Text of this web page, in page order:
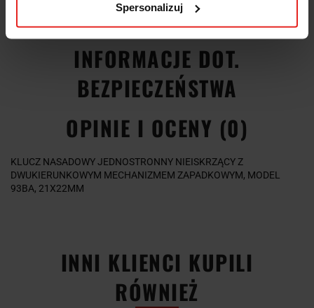
Spersonalizuj
OPIS
INFORMACJE DOT.
BEZPIECZEŃSTWA
OPINIE I OCENY (0)
KLUCZ NASADOWY JEDNOSTRONNY NIEISKRZĄCY Z
DWUKIERUNKOWYM MECHANIZMEM ZAPADKOWYM, MODEL
93BA, 21X22MM
INNI KLIENCI KUPILI
RÓWNIEŻ